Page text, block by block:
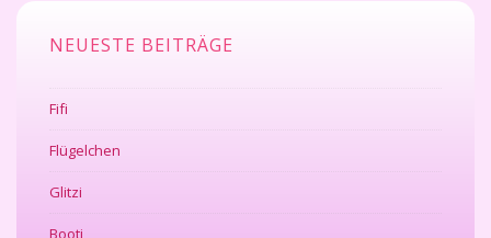
NEUESTE BEITRÄGE
Fifi
Flügelchen
Glitzi
Booti